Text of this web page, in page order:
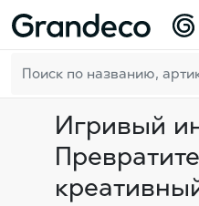
Домой Вдохновение
Игривый интерьер?
центр внимания
Игривый